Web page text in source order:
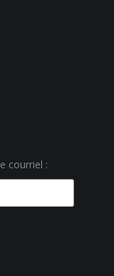
courriel :